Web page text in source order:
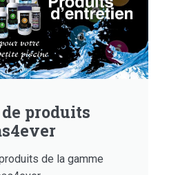
produits
de la gamme